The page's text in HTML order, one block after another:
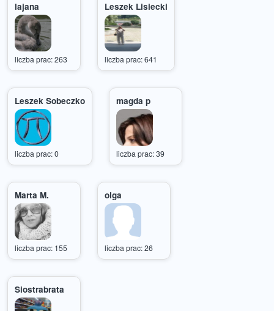
lajana
liczba prac: 263
Leszek Lisiecki
liczba prac: 641
Leszek Sobeczko
liczba prac: 0
magda p
liczba prac: 39
Marta M.
liczba prac: 155
olga
liczba prac: 26
Siostrabrata